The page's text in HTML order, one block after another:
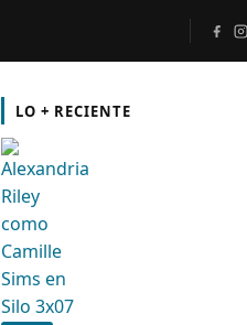
LO + RECIENTE